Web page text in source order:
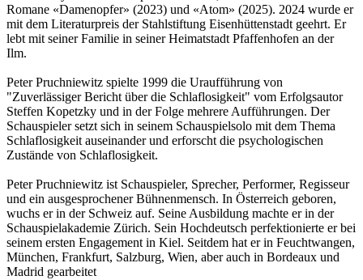
Romane «Damenopfer» (2023) und «Atom» (2025). 2024 wurde er
mit dem Literaturpreis der Stahlstiftung Eisenhüttenstadt geehrt. Er
lebt mit seiner Familie in seiner Heimatstadt Pfaffenhofen an der
Ilm.
Peter Pruchniewitz spielte 1999 die Uraufführung von
"Zuverlässiger Bericht über die Schlaflosigkeit" vom Erfolgsautor
Steffen Kopetzky und in der Folge mehrere Aufführungen. Der
Schauspieler setzt sich in seinem Schauspielsolo mit dem Thema
Schlaflosigkeit auseinander und erforscht die psychologischen
Zustände von Schlaflosigkeit.
Peter Pruchniewitz ist Schauspieler, Sprecher, Performer, Regisseur
und ein ausgesprochener Bühnenmensch. In Österreich geboren,
wuchs er in der Schweiz auf. Seine Ausbildung machte er in der
Schauspielakademie Zürich. Sein Hochdeutsch perfektionierte er bei
seinem ersten Engagement in Kiel. Seitdem hat er in Feuchtwangen,
München, Frankfurt, Salzburg, Wien, aber auch in Bordeaux und
Madrid gearbeitet